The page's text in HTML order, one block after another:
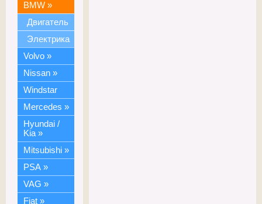
BMW »
Двигатель
Электрика
Volvo »
Nissan »
Windstar
Mercedes »
Hyundai /
Kia »
Mitsubishi »
PSA »
VAG »
Fiat »